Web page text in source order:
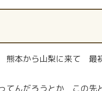
本から山梨に来て 最
てんだろうとか この先